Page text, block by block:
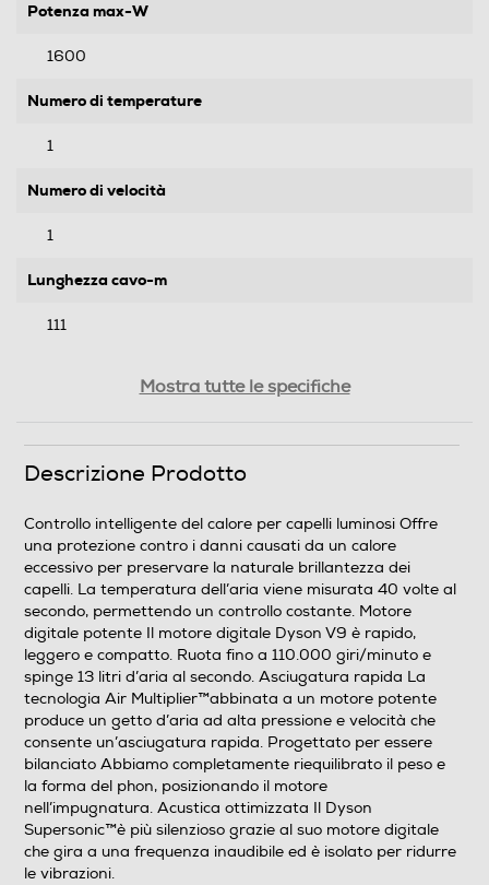
Potenza max-W
1600
Numero di temperature
1
Numero di velocità
1
Lunghezza cavo-m
111
Dotazioni - Personalizzazioni
Doppio Voltaggio
Diffusore
Impugnatura ergonomica
Manico pieghevole
Mostra tutte le specifiche
Descrizione Prodotto
Controllo intelligente del calore per capelli luminosi Offre
una protezione contro i danni causati da un calore
eccessivo per preservare la naturale brillantezza dei
capelli. La temperatura dell’aria viene misurata 40 volte al
secondo, permettendo un controllo costante. Motore
digitale potente Il motore digitale Dyson V9 è rapido,
leggero e compatto. Ruota fino a 110.000 giri/minuto e
spinge 13 litri d’aria al secondo. Asciugatura rapida La
tecnologia Air Multiplier™abbinata a un motore potente
produce un getto d’aria ad alta pressione e velocità che
consente un’asciugatura rapida. Progettato per essere
bilanciato Abbiamo completamente riequilibrato il peso e
la forma del phon, posizionando il motore
nell’impugnatura. Acustica ottimizzata Il Dyson
Supersonic™è più silenzioso grazie al suo motore digitale
che gira a una frequenza inaudibile ed è isolato per ridurre
le vibrazioni.